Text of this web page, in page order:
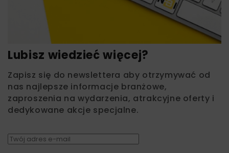
Lubisz wiedzieć więcej?
Zapisz się do newslettera aby otrzymywać od
nas najlepsze informacje branżowe,
zaproszenia na wydarzenia, atrakcyjne oferty i
dedykowane akcje specjalne.